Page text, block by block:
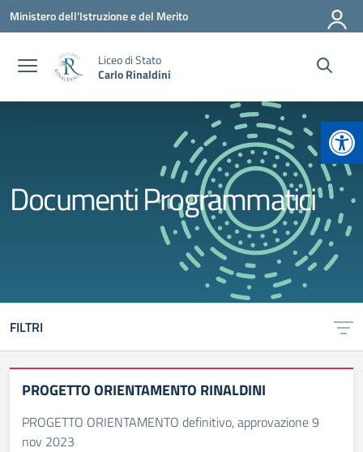
Vai ai contenuti
Vai al menu di navigazione
Vai al footer
Ministero dell'Istruzione e del Merito
Liceo di Stato
Carlo Rinaldini
Documenti Programmatici
FILTRI
PROGETTO ORIENTAMENTO RINALDINI
PROGETTO ORIENTAMENTO definitivo, approvazione 9
nov 2023